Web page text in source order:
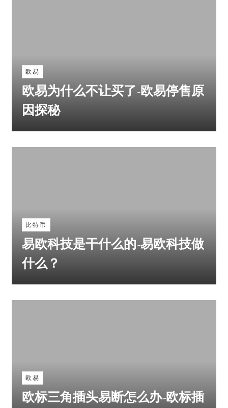
欧易
欧易为什么不让买了-欧易停售原
因探秘
比特币
易欧科技是干什么的-易欧科技做
什么？
欧易
欧标三角插头易断怎么办-欧标插